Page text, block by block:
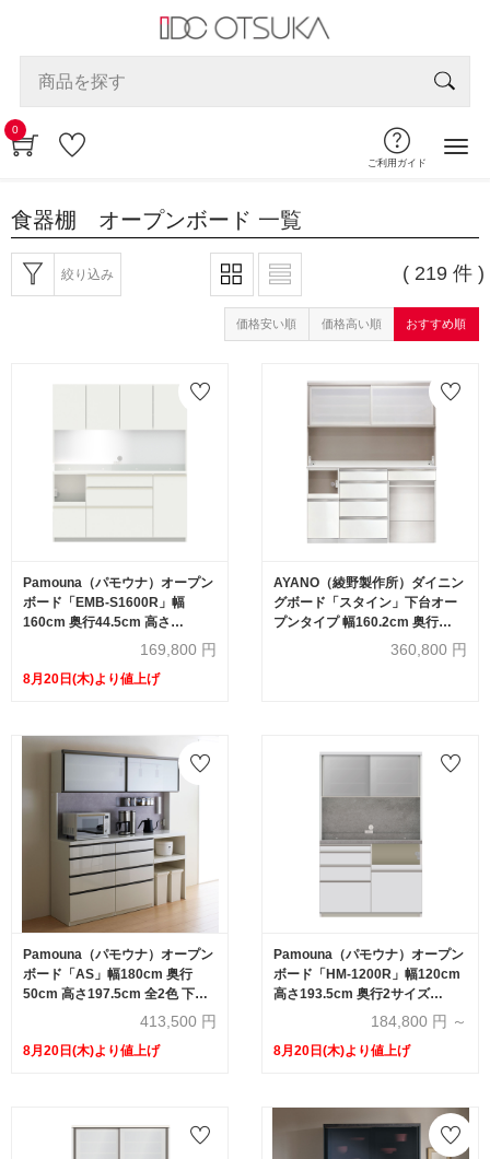
0
ご利用ガイド
食器棚 オープンボード 一覧
絞り込み ( 219 件 )
価格安い順 価格高い順 おすすめ順
Pamouna（パモウナ）オープン
ボード「EMB-S1600R」幅
160cm 奥行44.5cm 高さ
188.5cm 開き扉 レギュラーカウ
169,800 円
8月20日(木)より値上げ
AYANO（綾野製作所）ダイニン
グボード「スタイン」下台オー
プンタイプ 幅160.2cm 奥行
50cm 高さ202cm パールホワイ
360,800 円
Pamouna（パモウナ）オープン
ボード「AS」幅180cm 奥行
50cm 高さ197.5cm 全2色 下台
組合せ：引出し/引出し/オープン
413,500 円
8月20日(木)より値上げ
Pamouna（パモウナ）オープン
ボード「HM-1200R」幅120cm
高さ193.5cm 奥行2サイズ
（50cm・44.5cm） 家電収納2
タイプ（向かって左・右）全2色
184,800 円 ～
8月20日(木)より値上げ